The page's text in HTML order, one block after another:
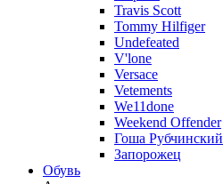
Travis Scott
Tommy Hilfiger
Undefeated
V'lone
Versace
Vetements
We11done
Weekend Offender
Гоша Рубчинский
Запорожец
Обувь